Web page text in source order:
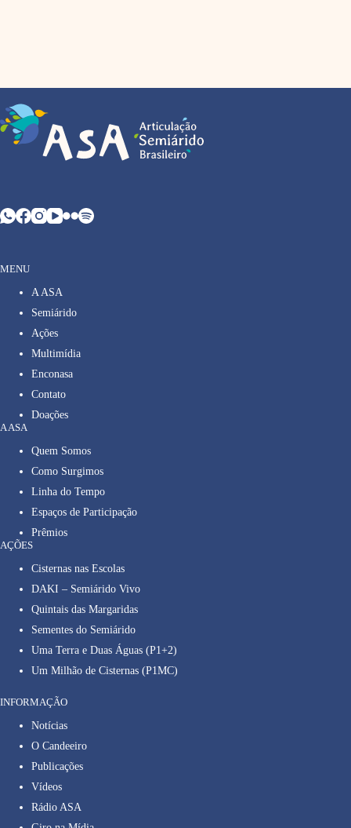
MENU
A ASA
Semiárido
Ações
Multimídia
Enconasa
Contato
Doações
A ASA
Quem Somos
Como Surgimos
Linha do Tempo
Espaços de Participação
Prêmios
AÇÕES
Cisternas nas Escolas
DAKI – Semiárido Vivo
Quintais das Margaridas
Sementes do Semiárido
Uma Terra e Duas Águas (P1+2)
Um Milhão de Cisternas (P1MC)
INFORMAÇÃO
Notícias
O Candeeiro
Publicações
Vídeos
Rádio ASA